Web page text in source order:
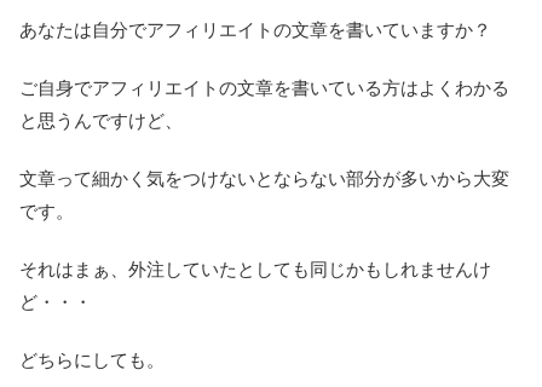
あなたは自分でアフィリエイトの文章を書いていますか？
ご自身でアフィリエイトの文章を書いている方はよくわかる
と思うんですけど、
文章って細かく気をつけないとならない部分が多いから大変
です。
それはまぁ、外注していたとしても同じかもしれませんけ
ど・・・
どちらにしても。